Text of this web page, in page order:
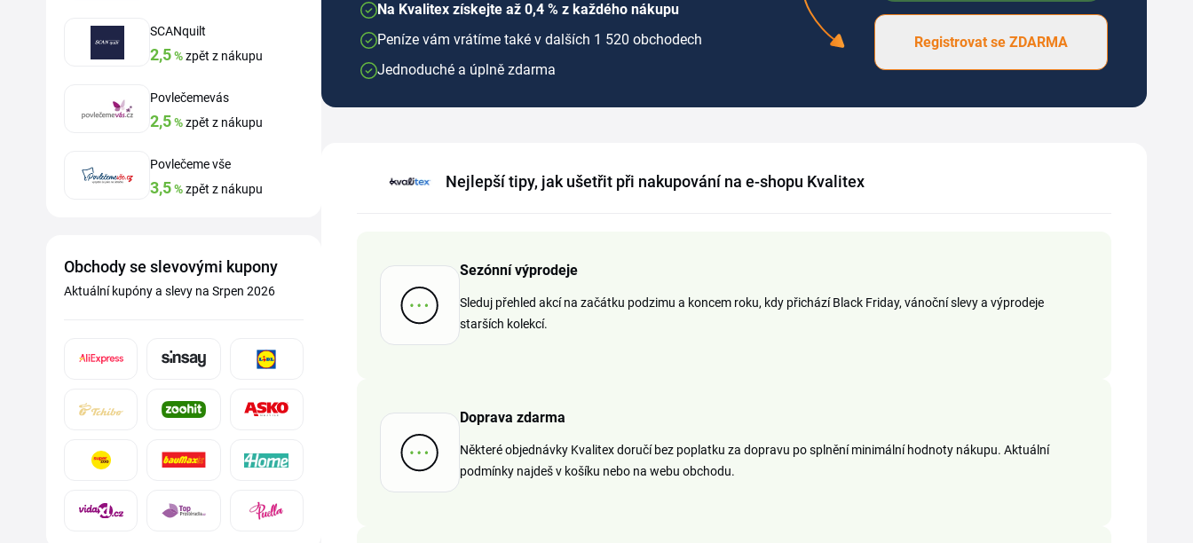
SCANquilt
2,5%zpět z nákupu
Povlečemevás
2,5%zpět z nákupu
Povlečeme vše
3,5%zpět z nákupu
Obchody se slevovými kupony
Aktuální kupóny a slevy na Srpen 2026
Na Kvalitex získejte až 0,4 % z každého nákupu
Peníze vám vrátíme také v dalších 1 520 obchodech
Jednoduché a úplně zdarma
Registrovat se ZDARMA
Nejlepší tipy, jak ušetřit při nakupování na e-shopu Kvalitex
Sezónní výprodeje
Sleduj přehled akcí na začátku podzimu a koncem roku, kdy přichází Black Friday, vánoční slevy a výprodeje
starších kolekcí.
Doprava zdarma
Některé objednávky Kvalitex doručí bez poplatku za dopravu po splnění minimální hodnoty nákupu. Aktuální
podmínky najdeš v košíku nebo na webu obchodu.